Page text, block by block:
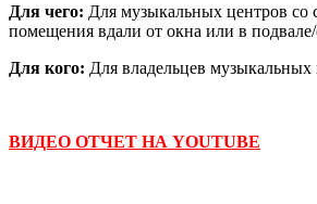
Для чего: Для музыкальных центров со
помещения вдали от окна или в
Для кого: Для владельцев
ВИДЕО ОТЧЕТ НА YOUTUBE